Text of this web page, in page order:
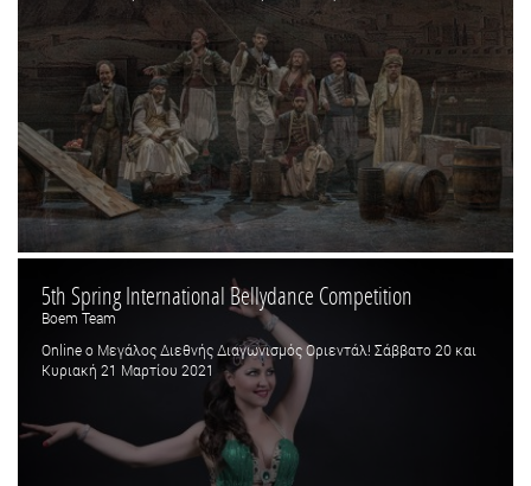
5th Spring International Bellydance Competition
Boem Team
Online ο Μεγάλος Διεθνής Διαγωνισμός Οριεντάλ! Σάββατο 20 και
Κυριακή 21 Μαρτίου 2021